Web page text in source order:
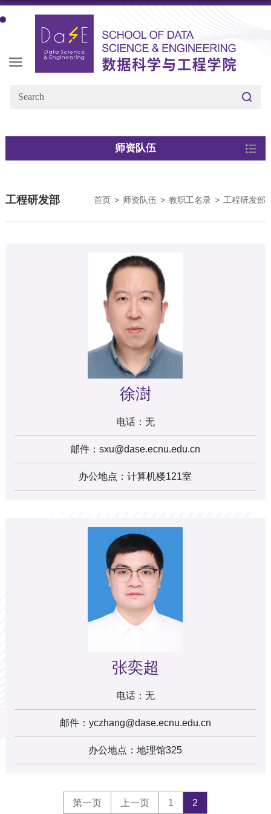
师资队伍
首页 > 师资队伍 > 教职工名录 > 工程研发部
工程研发部
徐澍
电话： 无
邮件：sxu@dase.ecnu.edu.cn
办公地点：计算机楼121室
张奕超
电话： 无
邮件：yczhang@dase.ecnu.edu.cn
办公地点：地理馆325
第一页 上一页 1 2